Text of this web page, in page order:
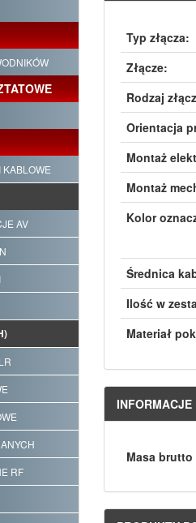
KABLOWE
AV
RF
Typ złącza:
Złącze:
Rodzaj
Orientacja
Montaż
Montaż
Kolor
Średnica
Ilość w
Materiał
INFORMACJE
Masa brutto